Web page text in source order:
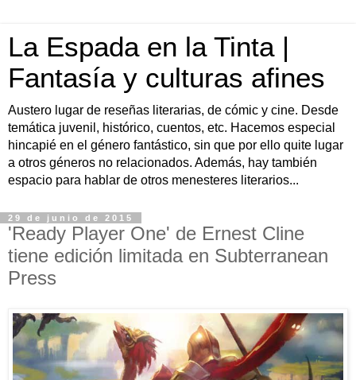
La Espada en la Tinta |
Fantasía y culturas afines
Austero lugar de reseñas literarias, de cómic y cine. Desde
temática juvenil, histórico, cuentos, etc. Hacemos especial
hincapié en el género fantástico, sin que por ello quite lugar
a otros géneros no relacionados. Además, hay también
espacio para hablar de otros menesteres literarios...
29 de junio de 2015
'Ready Player One' de Ernest Cline
tiene edición limitada en Subterranean
Press